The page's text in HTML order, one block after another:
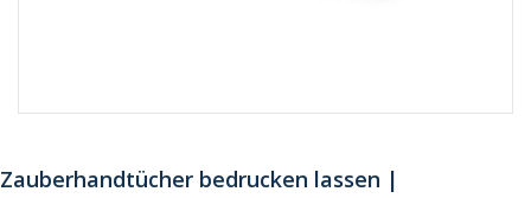
Zauberhandtücher bedrucken lassen |